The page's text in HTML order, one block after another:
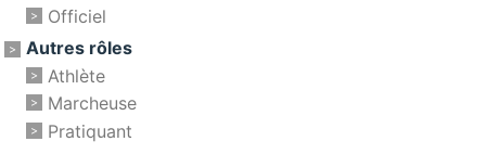
Officiel
Autres rôles
Athlète
Marcheuse
Pratiquant